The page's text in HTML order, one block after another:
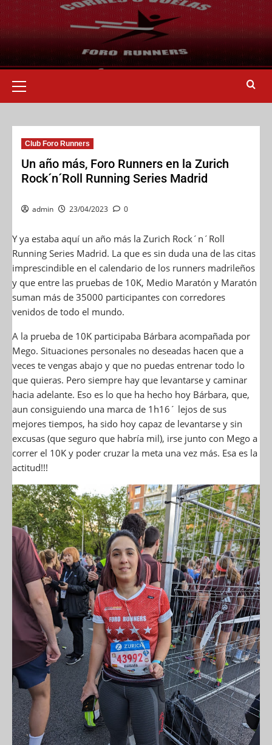
Club Foro Runners
Un año más, Foro Runners en la Zurich
Rock´n´Roll Running Series Madrid
admin 23/04/2023 0
Y ya estaba aquí un año más la Zurich Rock´n´Roll
Running Series Madrid. La que es sin duda una de las citas
imprescindible en el calendario de los runners madrileños
y que entre las pruebas de 10K, Medio Maratón y Maratón
suman más de 35000 participantes con corredores
venidos de todo el mundo.
A la prueba de 10K participaba Bárbara acompañada por
Mego. Situaciones personales no deseadas hacen que a
veces te vengas abajo y que no puedas entrenar todo lo
que quieras. Pero siempre hay que levantarse y caminar
hacia adelante. Eso es lo que ha hecho hoy Bárbara, que,
aun consiguiendo una marca de 1h16´ lejos de sus
mejores tiempos, ha sido hoy capaz de levantarse y sin
excusas (que seguro que habría mil), irse junto con Mego a
correr el 10K y poder cruzar la meta una vez más. Esa es la
actitud!!!